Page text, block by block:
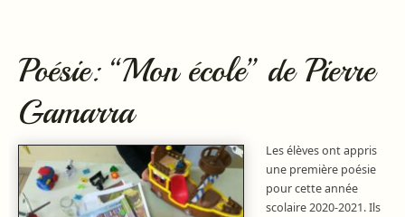
Poésie: “Mon école” de Pierre
Gamarra
Les élèves ont appris
une première poésie
pour cette année
scolaire 2020-2021. Ils